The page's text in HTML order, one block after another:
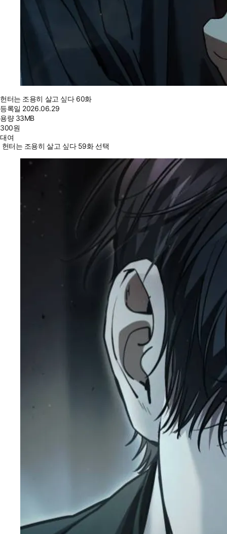
헌터는 조용히 살고 싶다 60화
등록일 2026.06.29
용량 33MB
300원
대여
헌터는 조용히 살고 싶다 59화 선택